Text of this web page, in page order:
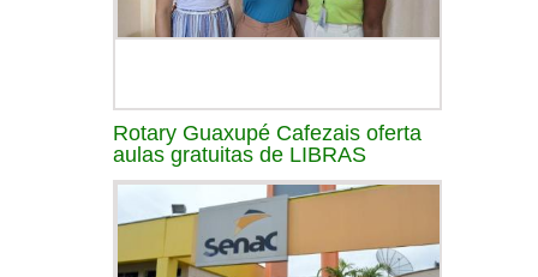
Rotary Guaxupé Cafezais oferta
aulas gratuitas de LIBRAS